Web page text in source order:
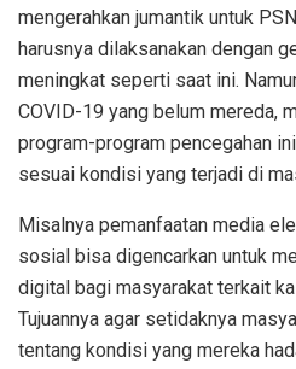
mengerahkan jumantik untuk
harusnya dilaksanakan dengan
meningkat seperti saat ini.
COVID-19 yang belum mereda,
program-program pencegahan
sesuai kondisi yang terjadi di
Misalnya pemanfaatan media
sosial bisa digencarkan untuk
digital bagi masyarakat terkait
Tujuannya agar setidaknya
tentang kondisi yang mereka